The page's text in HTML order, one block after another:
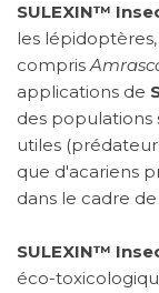
SULEXIN™
les
compris
applications de
des populations
utiles
que d'acariens
dans le cadre
SULEXIN™
éco-